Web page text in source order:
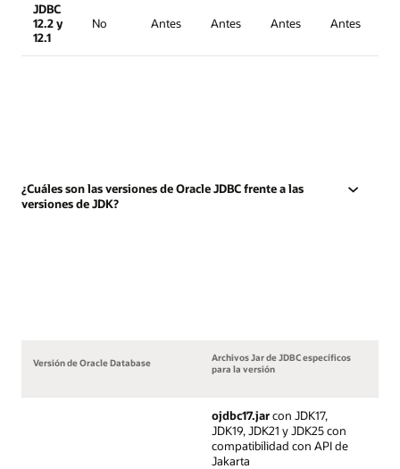
JDBC
12.2 y
12.1
No Antes Antes Antes Antes
¿Cuáles son las versiones de Oracle JDBC frente a las
versiones de JDK?
Versión de Oracle Database
Archivos Jar de JDBC específicos
para la versión
ojdbc17.jarcon JDK17,
JDK19, JDK21 y JDK25 con
compatibilidad con API de
Jakarta